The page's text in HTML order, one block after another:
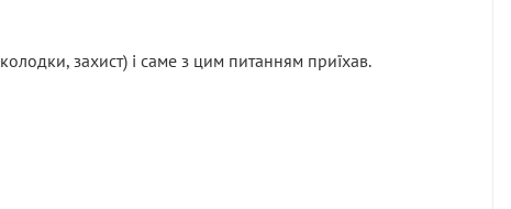
захист) і саме з цим питанням приїхав.